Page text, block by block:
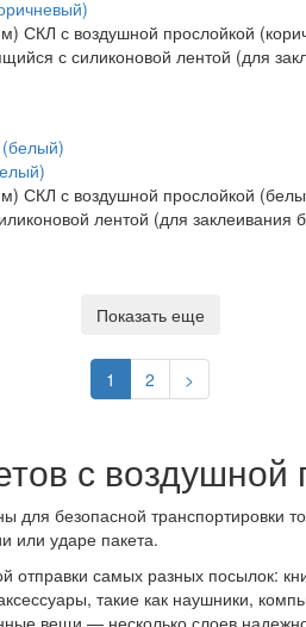
СКЛ с воздушной прослойкой
с силиконовой лентой (для
СКЛ с воздушной прослойкой
лентой (для заклеивания
Показать еще
1 2 >
с воздушной
безопасной транспортировки
или ударе пакета.
самых разных посылок:
такие как наушники,